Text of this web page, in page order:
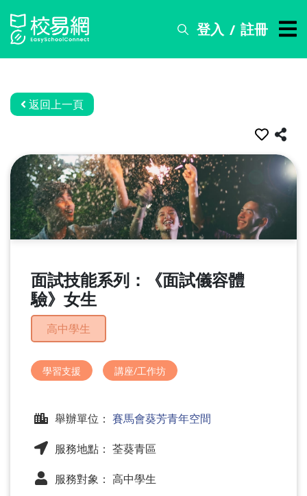
登入 / 註冊
搜
務
資
關
我
返回上一頁
面試技能系列：《面試儀容體
驗》女生
高中學生
學習支援 講座/工作坊
舉辦單位： 賽馬會葵芳青年空間
服務地點： 荃葵青區
服務對象： 高中學生